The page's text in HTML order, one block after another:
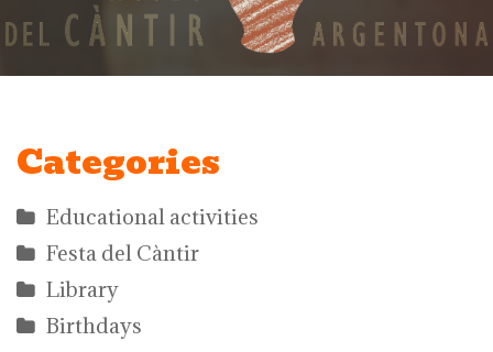
Categories
Educational activities
Festa del Càntir
Library
Birthdays